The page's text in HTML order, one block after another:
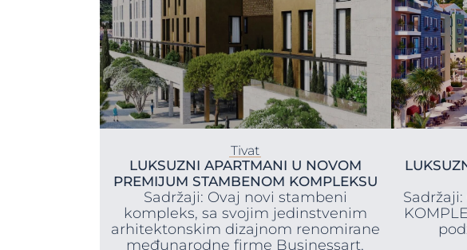
Tivat
LUKSUZNI APARTMANI U NOVOM
PREMIJUM STAMBENOM KOMPLEKSU
Sadržaji: Ovaj novi stambeni
kompleks, sa svojim jedinstvenim
arhitektonskim dizajnom renomirane
međunarodne firme Businessart,
Sadržaji: